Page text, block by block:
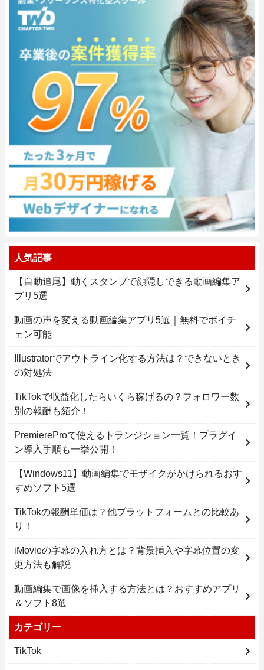
人気記事
【自動追尾】動くスタンプで顔隠しできる動画編集ア
プリ5選
動画の声を変える動画編集アプリ5選｜無料でボイチ
ェン可能
Illustratorでアウトライン化する方法は？できないとき
の対処法
TikTokで収益化したらいくら稼げるの？フォロワー数
別の報酬も紹介！
PremiereProで使えるトランジション一覧！プラグイ
ン導入手順も一挙公開！
【Windows11】動画編集でモザイクがかけられるおす
すめソフト5選
TikTokの報酬単価は？他プラットフォームとの比較あ
り！
iMovieの字幕の入れ方とは？背景挿入や字幕位置の変
更方法も解説
動画編集で画像を挿入する方法とは？おすすめアプリ
＆ソフト8選
カテゴリー
TikTok